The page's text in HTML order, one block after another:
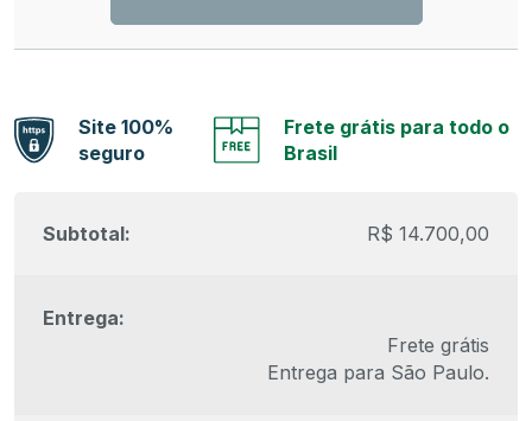
Site 100%
seguro
Frete grátis para todo o
Brasil
R$ 14.700,00
Frete grátis
Entrega para São Paulo.